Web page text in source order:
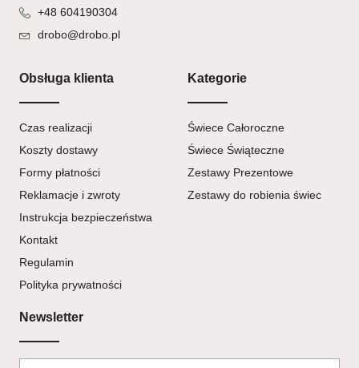
+48 604190304
drobo@drobo.pl
Obsługa klienta
Czas realizacji
Koszty dostawy
Formy płatności
Reklamacje i zwroty
Instrukcja bezpieczeństwa
Kontakt
Regulamin
Polityka prywatności
Kategorie
Świece Całoroczne
Świece Świąteczne
Zestawy Prezentowe
Zestawy do robienia świec
Newsletter